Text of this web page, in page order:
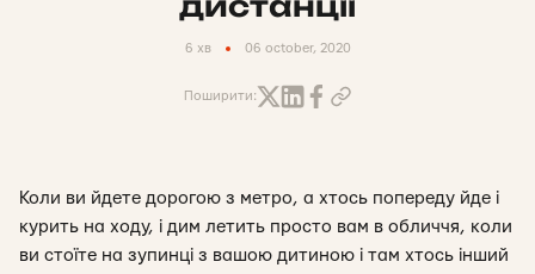
6 хв 06 october, 2020
Поширити:
Коли ви йдете дорогою з метро, а хтось попереду йде і
курить на ходу, і дим летить просто вам в обличчя, коли
ви стоїте на зупинці з вашою дитиною і там хтось інший